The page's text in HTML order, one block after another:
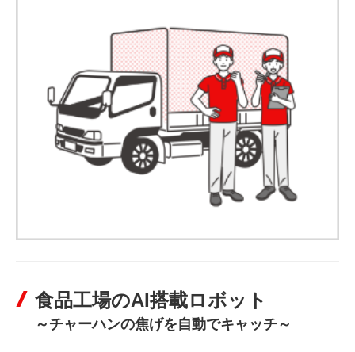
食品工場のAI搭載ロボット
～チャーハンの焦げを自動でキャッチ～